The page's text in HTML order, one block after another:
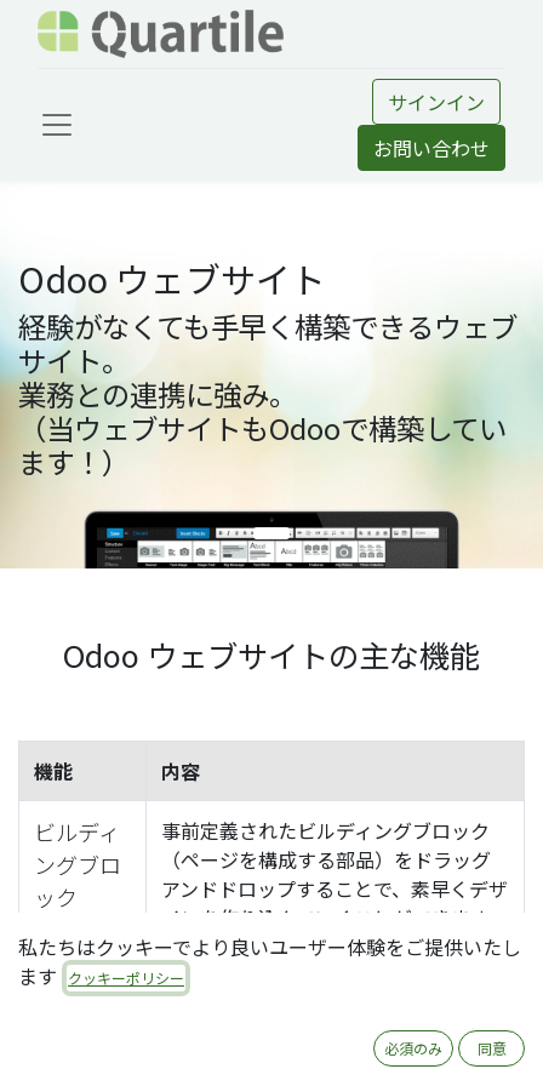
サインイン
お問い合わせ
Odoo ウェブサイト
経験がなくても手早く構築できるウェブ
サイト。
業務との連携に強み。
（当ウェブサイトもOdooで構築してい
ます！）
Odoo ウェブサイトの主な機能
機能 内容
ビルディ
ングブロ
ック
事前定義されたビルディングブロック
（ページを構成する部品）をドラッグ
アンドドロップすることで、素早くデザ
インを作り込んでいくことができます。
ビルディングブロックは標準で30種類
近く準備されています。
バックエンドのエディタからでなく、ウ
ェブページ上で直接内容を編集するこ
私たちはクッキーでより良いユーザー体験をご提供いたし
ます
クッキーポリシー
必須のみ 同意